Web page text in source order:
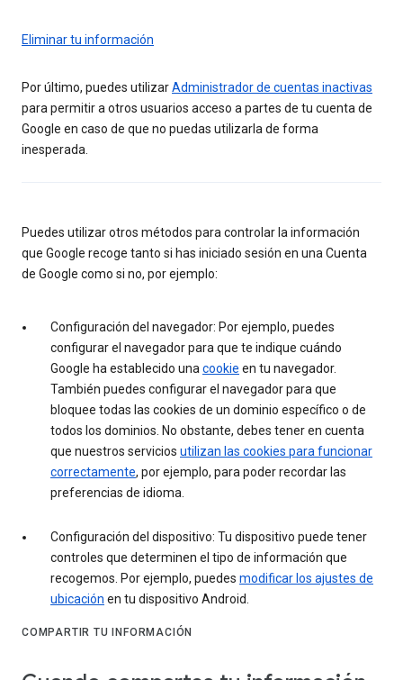
Eliminar tu información
Por último, puedes utilizarAdministrador de cuentas inactivas
para permitir a otros usuarios acceso a partes de tu cuenta de
Google en caso de que no puedas utilizarla de forma
inesperada.
Puedes utilizar otros métodos para controlar la información
que Google recoge tanto si has iniciado sesión en una Cuenta
de Google como si no, por ejemplo:
Configuración del navegador: Por ejemplo, puedes
configurar el navegador para que te indique cuándo
Google ha establecido una cookie en tu navegador.
También puedes configurar el navegador para que
bloquee todas las cookies de un dominio específico o de
todos los dominios. No obstante, debes tener en cuenta
que nuestros servicios utilizan las cookies para funcionar
correctamente, por ejemplo, para poder recordar las
preferencias de idioma.
Configuración del dispositivo: Tu dispositivo puede tener
controles que determinen el tipo de información que
recogemos. Por ejemplo, puedes modificar los ajustes de
ubicación en tu dispositivo Android.
COMPARTIR TU INFORMACIÓN